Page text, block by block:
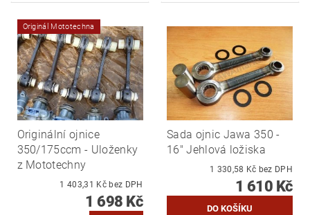
Originál Mototechna
Originální ojnice
350/175ccm - Uloženky
z Mototechny
1 403,31 Kč bez DPH
1 698 Kč
Sada ojnic Jawa 350 -
16" Jehlová ložiska
1 330,58 Kč bez DPH
1 610 Kč